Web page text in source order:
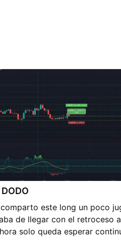
comparto este long un poco
de llegar con el retroceso
solo queda esperar